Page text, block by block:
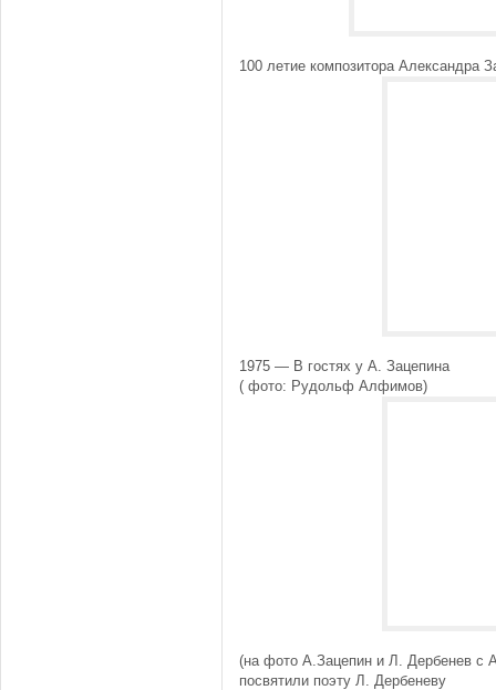
100 летие композитора Александра
1975 — В гостях у А. Зацепина
( фото: Рудольф Алфимов)
(на фото А.Зацепин и Л. Дербенев с
посвятили поэту Л. Дербеневу